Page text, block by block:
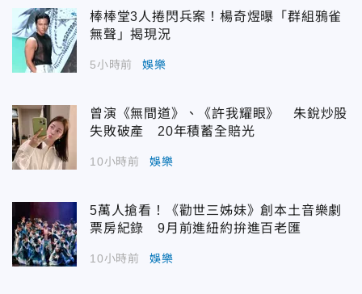
棒棒堂3人捲閃兵案！楊奇煜曝「群組鴉雀
無聲」揭現況
5小時前 娛樂
曾演《無間道》、《許我耀眼》 朱銳炒股
失敗破產 20年積蓄全賠光
10小時前 娛樂
5萬人搶看！《勸世三姊妹》創本土音樂劇
票房紀錄 9月前進紐約拚進百老匯
10小時前 娛樂